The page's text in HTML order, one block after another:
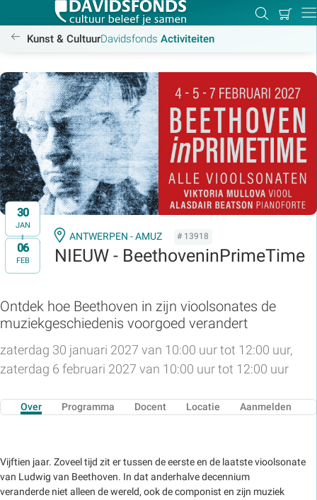
Zoeken
Mijn
/activiteiten
Kunst & CultuurDavidsfonds Activiteiten
30
JAN
t/m
06
FEB
ANTWERPEN - AMUZ # 13918
NIEUW - BeethoveninPrimeTime
Ontdek hoe Beethoven in zijn vioolsonates de
muziekgeschiedenis voorgoed verandert
zaterdag 30 januari 2027 van 10:00 uur tot 12:00 uur,
zaterdag 6 februari 2027 van 10:00 uur tot 12:00 uur
Over Programma Docent Locatie Aanmelden
Vijftien jaar. Zoveel tijd zit er tussen de eerste en de laatste vioolsonate
van Ludwig van Beethoven. In dat anderhalve decennium
veranderde niet alleen de wereld, ook de componist en zijn muziek
Zoek:
Zoeken